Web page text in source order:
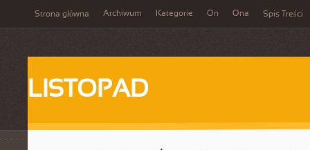
Strona główna Archiwum Kategorie On Ona Spis Treści
LISTOPAD